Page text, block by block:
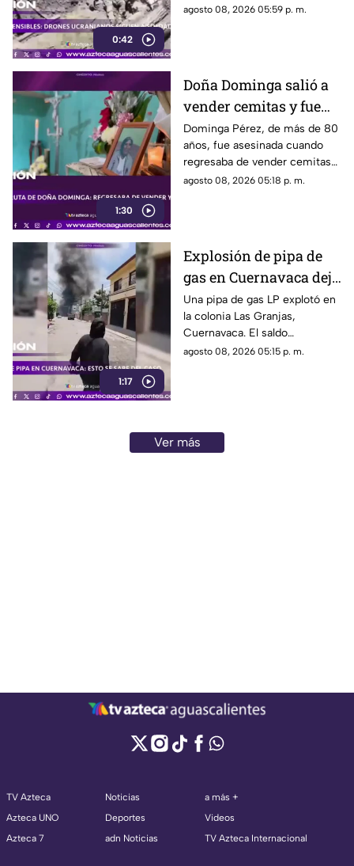
0:42
soldados rusos antes de un
agosto 08, 2026 05:59 p. m.
1:30
Doña Dominga salió a
vender cemitas y fue
asesinada al regresar a
casa; así fue la agresión
(VIDEO)
Dominga Pérez, de más de 80
años, fue asesinada cuando
regresaba de vender cemitas
en Chachapa. La Fiscalía de
agosto 08, 2026 05:18 p. m.
1:17
Explosión de pipa de
gas en Cuernavaca deja
21 personas lesionadas
Una pipa de gas LP explotó en
la colonia Las Granjas,
Cuernavaca. El saldo
preliminar es de 21 lesionados
agosto 08, 2026 05:15 p. m.
Ver más
TV Azteca
Azteca UNO
Azteca 7
Noticias
Deportes
adn Noticias
a más +
Videos
TV Azteca Internacional